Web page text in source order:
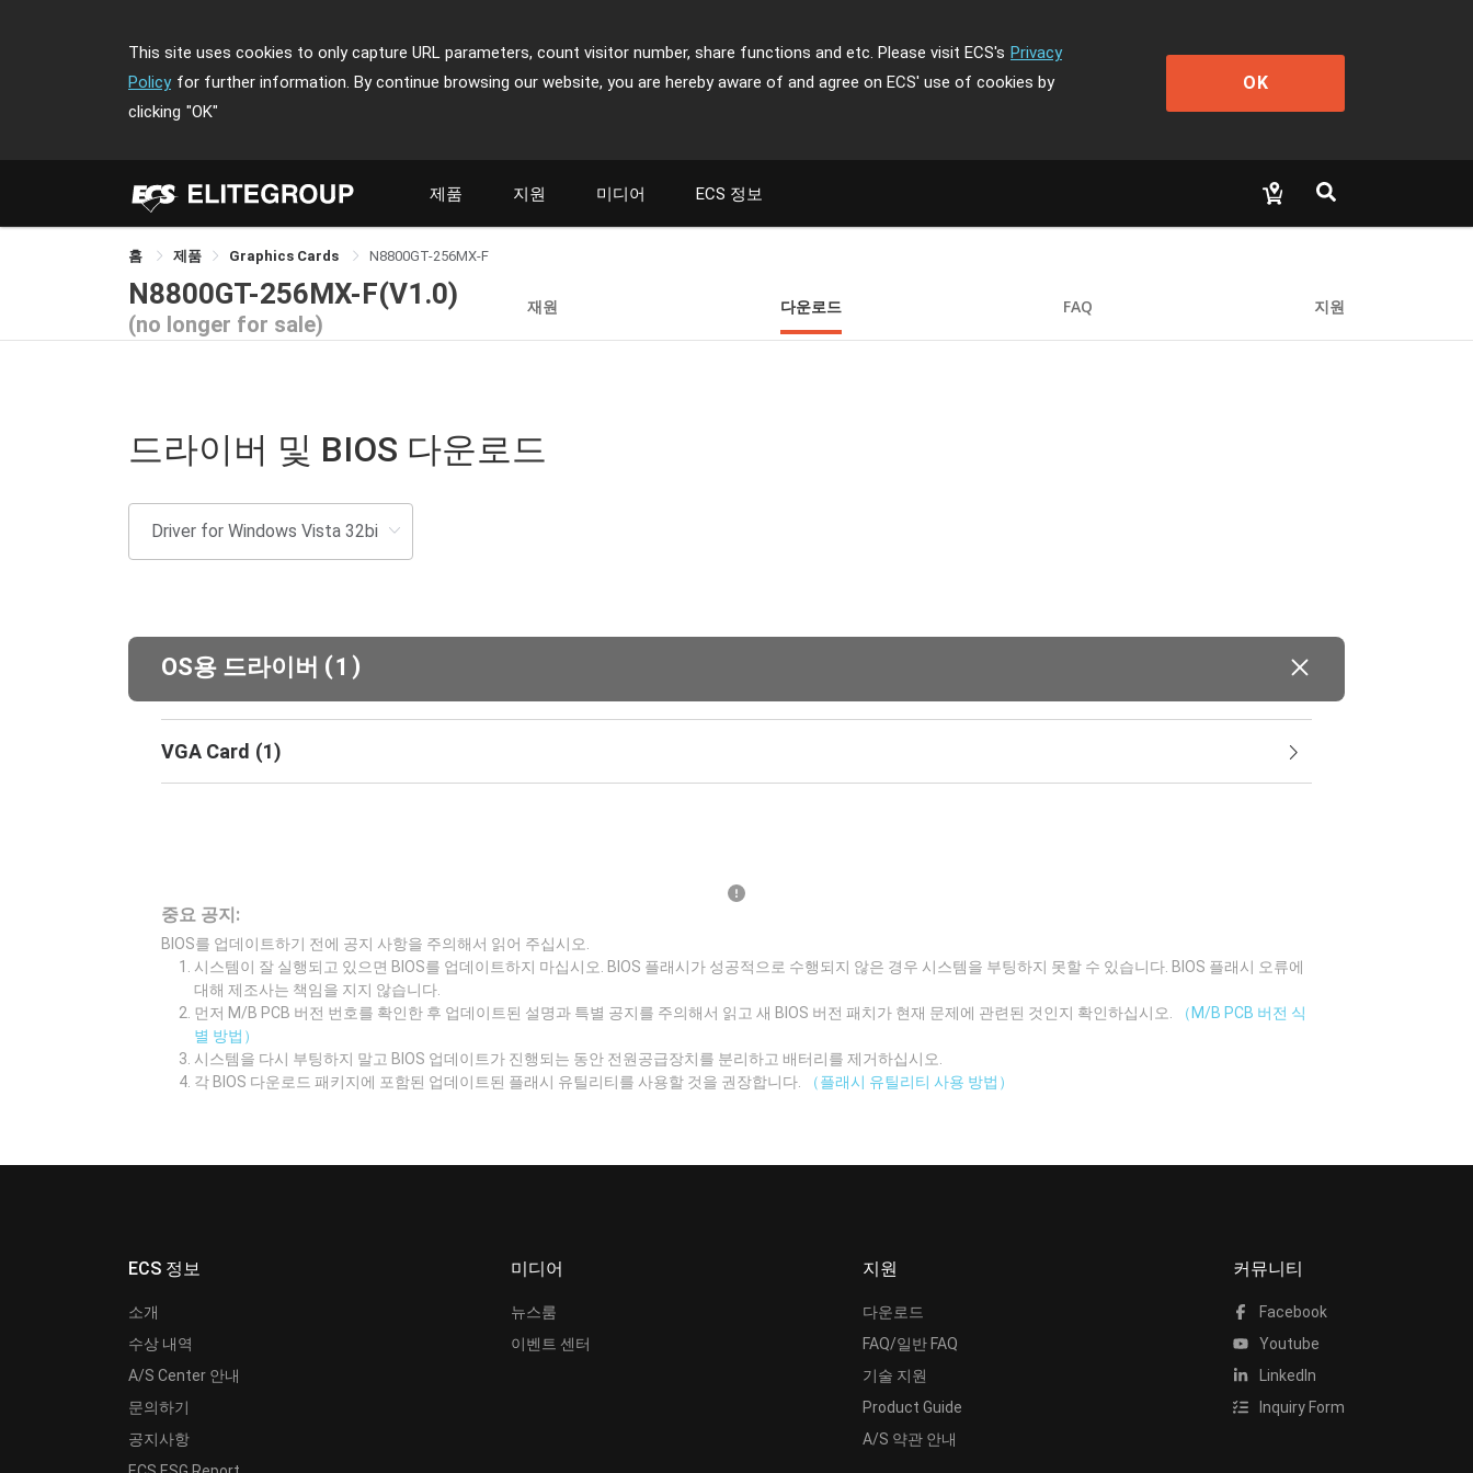
This site uses cookies to only capture URL parameters, count visitor number, share functions and etc. Please visit ECS's Privacy
Policy for further information. By continue browsing our website, you are hereby aware of and agree on ECS' use of cookies by
clicking "OK"
OK
제품 지원 미디어 ECS 정보
홈 제품 Graphics Cards N8800GT-256MX-F
N8800GT-256MX-F(V1.0)
(no longer for sale)
재원 다운로드 FAQ 지원
드라이버 및 BIOS 다운로드
OS용 드라이버 (1 )
VGA Card (1)
중요 공지:
BIOS를 업데이트하기 전에 공지 사항을 주의해서 읽어 주십시오.
시스템이 잘 실행되고 있으면 BIOS를 업데이트하지 마십시오. BIOS 플래시가 성공적으로 수행되지 않은 경우 시스템을 부팅하지 못할 수 있습니다. BIOS 플래시 오류에
대해 제조사는 책임을 지지 않습니다.
먼저 M/B PCB 버전 번호를 확인한 후 업데이트된 설명과 특별 공지를 주의해서 읽고 새 BIOS 버전 패치가 현재 문제에 관련된 것인지 확인하십시오.
（M/B PCB 버전 식
별 방법）
시스템을 다시 부팅하지 말고 BIOS 업데이트가 진행되는 동안 전원공급장치를 분리하고 배터리를 제거하십시오.
각 BIOS 다운로드 패키지에 포함된 업데이트된 플래시 유틸리티를 사용할 것을 권장합니다.
（플래시 유틸리티 사용 방법）
ECS 정보
소개
수상 내역
A/S Center 안내
문의하기
공지사항
미디어
뉴스룸
이벤트 센터
지원
다운로드
FAQ/일반 FAQ
기술 지원
Product Guide
A/S 약관 안내
커뮤니티
Facebook
Youtube
LinkedIn
Inquiry Form